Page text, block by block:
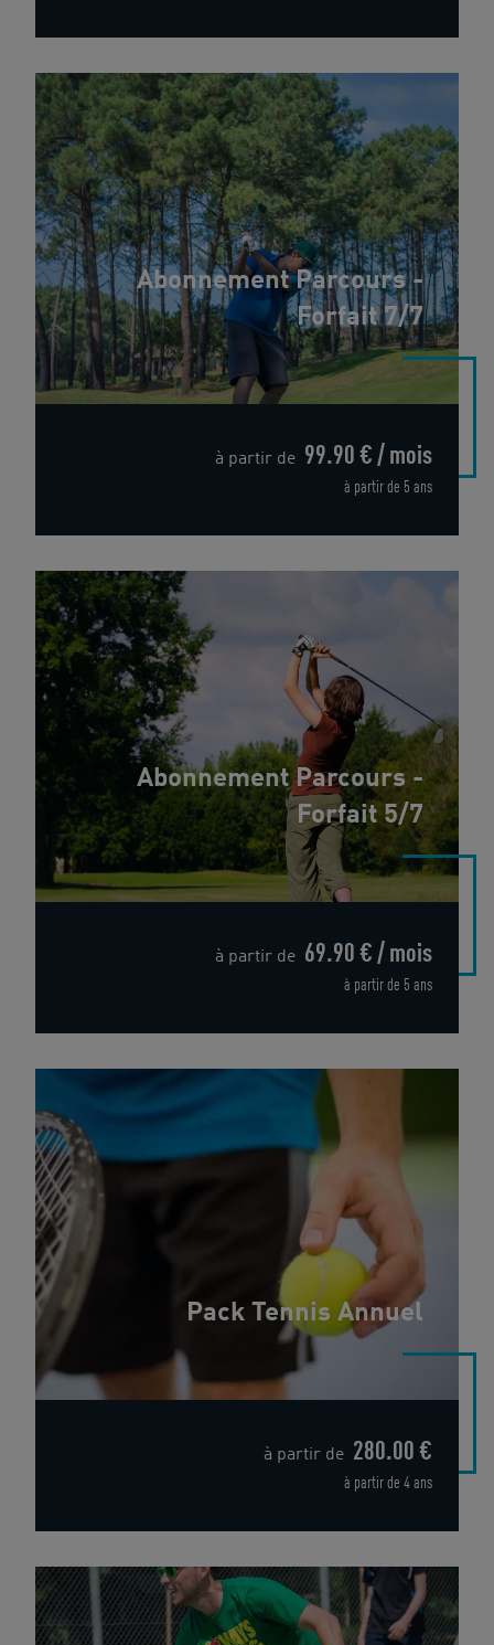
Abonnement Parcours -
Forfait 7/7
à partir de 99.90 € / mois
à partir de 5 ans
Abonnement Parcours -
Forfait 5/7
à partir de 69.90 € / mois
à partir de 5 ans
Pack Tennis Annuel
à partir de 280.00 €
à partir de 4 ans